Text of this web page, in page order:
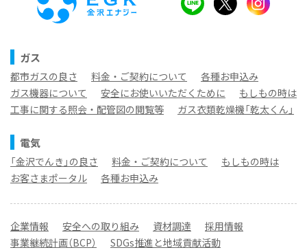
ガス
都市ガスの良さ 料金・ご契約について
各種お申込み
ガス機器について
安全にお使いいただくために
もしもの時は
工事に関する照会・配管図の閲覧等
ガス衣類乾燥機「乾太くん」
電気
「金沢でんき」の良さ 料金・ご契約について
もしもの時は
お客さまポータル
各種お申込み
企業情報 安全への取り組み 資材調達
採用情報
事業継続計画（BCP）
SDGs推進と地域貢献活動